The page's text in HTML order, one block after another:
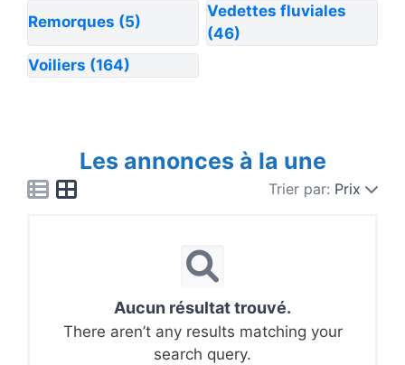
Remorques (5)
Vedettes fluviales
(46)
Voiliers (164)
Les annonces à la une
Trier par: Prix
Aucun résultat trouvé.
There aren’t any results matching your
search query.